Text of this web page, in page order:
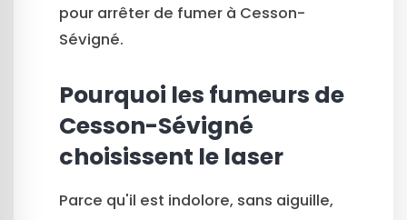
pour arrêter de fumer à Cesson-
Sévigné.
Pourquoi les fumeurs de
Cesson-Sévigné
choisissent le laser
Parce qu'il est indolore, sans aiguille,